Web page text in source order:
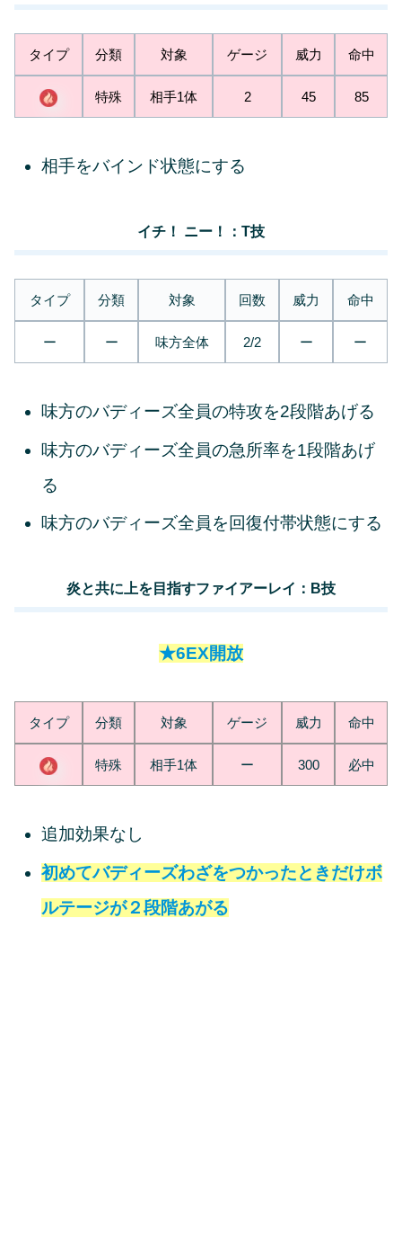
タイプ 分類 対象 ゲージ 威力 命中
特殊 相手1体 2 45 85
相手をバインド状態にする
イチ！ ニー！：T技
タイプ 分類 対象 回数 威力 命中
ー ー 味方全体 2/2 ー ー
味方のバディーズ全員の特攻を2段階あげる
味方のバディーズ全員の急所率を1段階あげ
る
味方のバディーズ全員を回復付帯状態にする
炎と共に上を目指すファイアーレイ：B技
★6EX開放
タイプ 分類 対象 ゲージ 威力 命中
特殊 相手1体 ー 300 必中
追加効果なし
初めてバディーズわざをつかったときだけボ
ルテージが２段階あがる